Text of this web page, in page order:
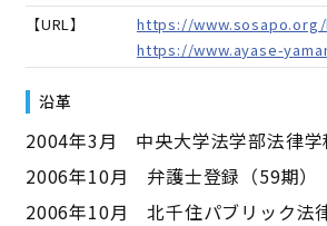
【URL】
https://
https://www.ayase-
沿革
2004年3月 中央大学法学部法律学
2006年10月 弁護士登録（59期）
2006年10月 北千住パブリック法